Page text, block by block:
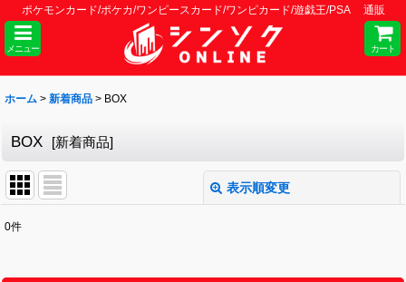
ポケモンカード/ポケカ/ワンピースカード/ワンピカード/遊戯王/PSA 通販
メニュー カート
ホーム > 新着商品 > BOX
BOX [新着商品]
表示順変更
0件